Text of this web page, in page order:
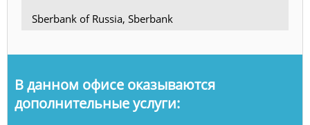
Sberbank of Russia, Sberbank
В данном офисе оказываются
дополнительные услуги: